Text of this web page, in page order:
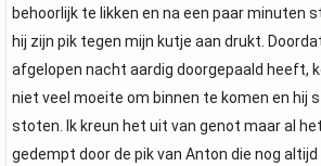
behoorlijk te likken en na een paar minuten
hij zijn pik tegen mijn kutje aan drukt.
afgelopen nacht aardig doorgepaald heeft,
niet veel moeite om binnen te komen en hij
stoten. Ik kreun het uit van genot maar al
gedempt door de pik van Anton die nog